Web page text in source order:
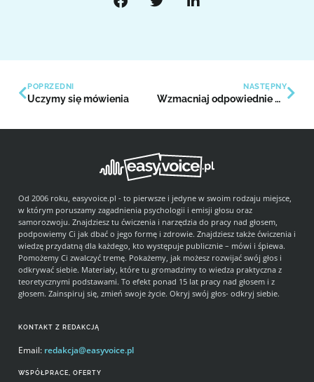
POPRZEDNI
Uczymy się mówienia
NASTĘPNY
Wzmacniaj odpowiednie myśli, by się odprężyć
KONTAKT Z REDAKCJĄ
Email: redakcja@easyvoice.pl
WSPÓŁPRACE, OFERTY
Od 2006 roku, easyvoice.pl - to pierwsze i jedyne w swoim rodzaju miejsce,
w którym poruszamy zagadnienia psychologii i emisji głosu oraz
samorozwoju. Znajdziesz tu ćwiczenia i narzędzia do pracy nad głosem,
podpowiemy Ci jak dbać o jego formę i zdrowie. Znajdziesz także ćwiczenia i
wiedzę przydatną dla każdego, kto występuje publicznie – mówi i śpiewa.
Pomożemy Ci zwalczyć tremę. Pokażemy, jak możesz rozwijać swój głos i
odkrywać siebie. Materiały, które tu gromadzimy to wiedza praktyczna z
teoretycznymi podstawami. To efekt ponad 15 lat pracy nad głosem i z
głosem. Zainspiruj się, zmień swoje życie. Okryj swój głos- odkryj siebie.